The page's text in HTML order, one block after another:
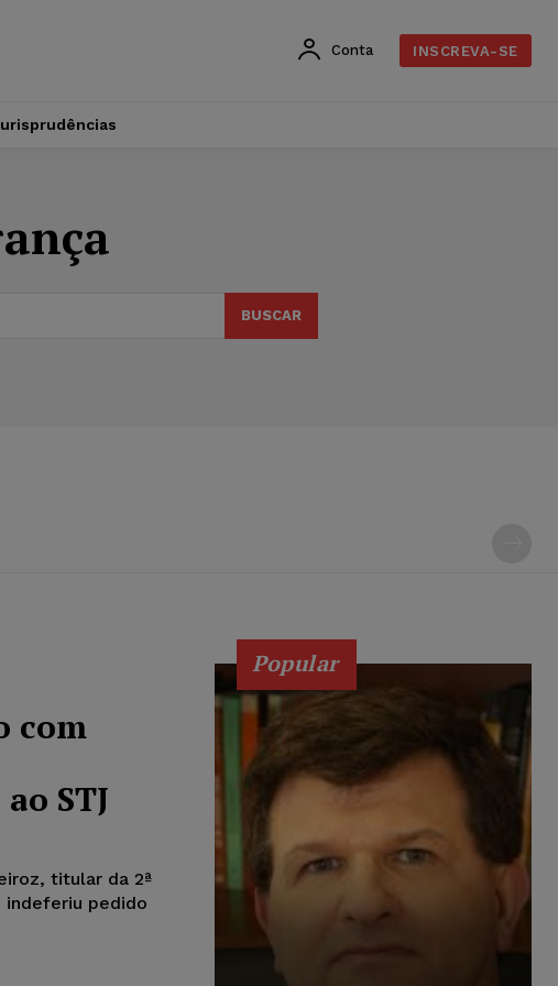
Conta INSCREVA-SE
BUSCAR
com
STJ
titular da 2ª
indeferiu pedido
Popular